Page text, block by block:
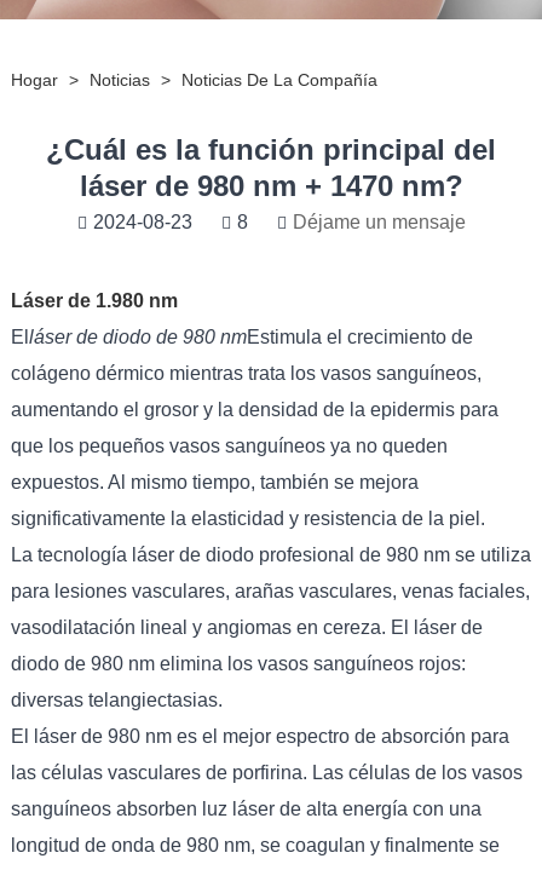
Hogar > Noticias > Noticias De La Compañía
¿Cuál es la función principal del
láser de 980 nm + 1470 nm?
2024-08-23 8 Déjame un mensaje
Láser de 1.980 nm
El láser de diodo de 980 nmEstimula el crecimiento de
colágeno dérmico mientras trata los vasos sanguíneos,
aumentando el grosor y la densidad de la epidermis para
que los pequeños vasos sanguíneos ya no queden
expuestos. Al mismo tiempo, también se mejora
significativamente la elasticidad y resistencia de la piel.
La tecnología láser de diodo profesional de 980 nm se utiliza
para lesiones vasculares, arañas vasculares, venas faciales,
vasodilatación lineal y angiomas en cereza. El láser de
diodo de 980 nm elimina los vasos sanguíneos rojos:
diversas telangiectasias.
El láser de 980 nm es el mejor espectro de absorción para
las células vasculares de porfirina. Las células de los vasos
sanguíneos absorben luz láser de alta energía con una
longitud de onda de 980 nm, se coagulan y finalmente se